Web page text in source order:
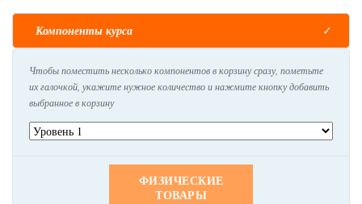
Компоненты курса
Чтобы поместить несколько компонентов в корзину сразу, пометьте
их галочкой, укажите нужное количество и нажмите кнопку добавить
выбранное в корзину
ФИЗИЧЕСКИЕ
ТОВАРЫ